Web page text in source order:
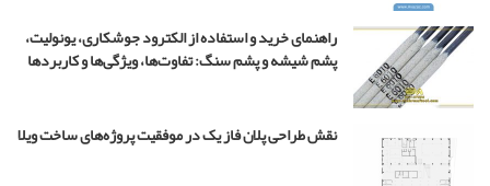
ا
ل
ه
راهنمای خرید و استفاده از الکترود جوشکاری، یونولیت،
پشم شیشه و پشم سنگ: تفاوت‌ها، ویژگی‌ها و کاربردها
نقش طراحی پلان فاز یک در موفقیت پروژه‌های ساخت ویلا